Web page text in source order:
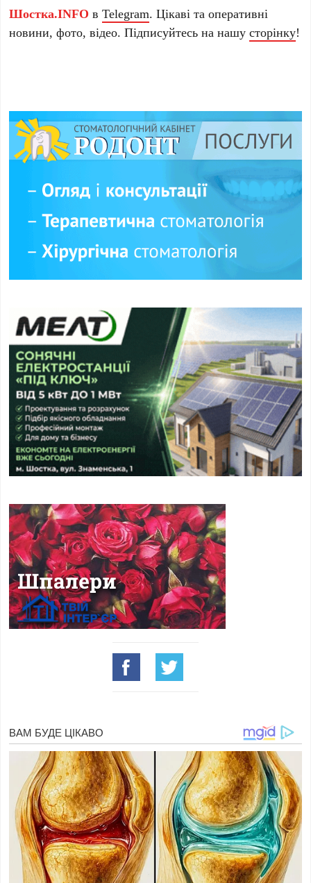
Шостка.INFO вTelegram. Цікаві та оперативні
новини, фото, відео. Підписуйтесь на нашусторінку!